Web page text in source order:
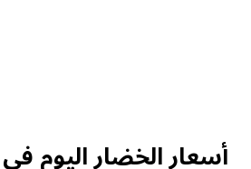
أسعار الخضار اليوم